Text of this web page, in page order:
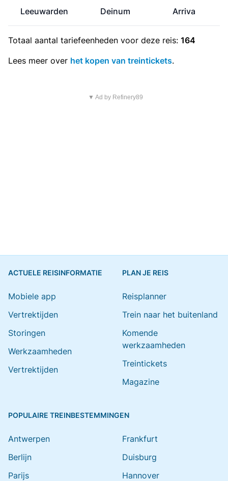
Leeuwarden Deinum Arriva
Totaal aantal tariefeenheden voor deze reis: 164
Lees meer over het kopen van treintickets.
▼ Ad by Refinery89
ACTUELE REISINFORMATIE
Mobiele app
Vertrektijden
Storingen
Werkzaamheden
Vertrektijden
PLAN JE REIS
Reisplanner
Trein naar het buitenland
Komende
werkzaamheden
Treintickets
Magazine
POPULAIRE TREINBESTEMMINGEN
Antwerpen
Berlijn
Parijs
Frankfurt
Duisburg
Hannover